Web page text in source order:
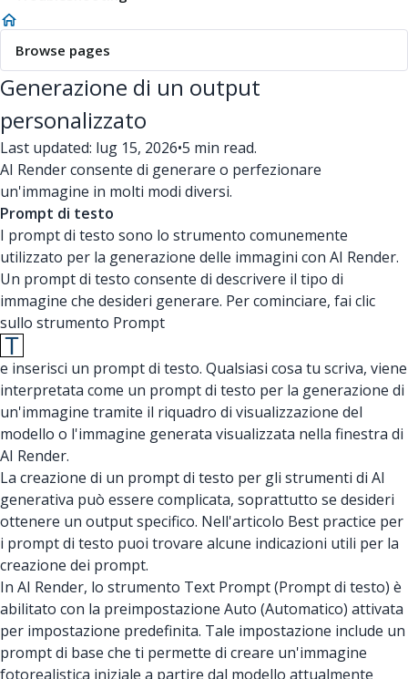
Browse pages
Generazione di un output
personalizzato
Last updated: lug 15, 2026•5 min read.
AI Render consente di generare o perfezionare
un'immagine in molti modi diversi.
Prompt di testo
I prompt di testo sono lo strumento comunemente
utilizzato per la generazione delle immagini con AI Render.
Un prompt di testo consente di descrivere il tipo di
immagine che desideri generare. Per cominciare, fai clic
sullo strumento Prompt
e inserisci un prompt di testo. Qualsiasi cosa tu scriva, viene
interpretata come un prompt di testo per la generazione di
un'immagine tramite il riquadro di visualizzazione del
modello o l'immagine generata visualizzata nella finestra di
AI Render.
La creazione di un prompt di testo per gli strumenti di AI
generativa può essere complicata, soprattutto se desideri
ottenere un output specifico. Nell'articolo Best practice per
i prompt di testo puoi trovare alcune indicazioni utili per la
creazione dei prompt.
In AI Render, lo strumento Text Prompt (Prompt di testo) è
abilitato con la preimpostazione Auto (Automatico) attivata
per impostazione predefinita. Tale impostazione include un
prompt di base che ti permette di creare un'immagine
fotorealistica iniziale a partire dal modello attualmente